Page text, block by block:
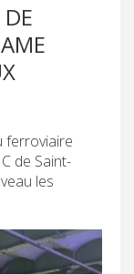
ferroviaire
de Saint-
les